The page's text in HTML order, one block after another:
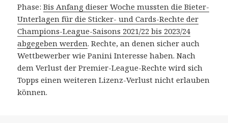
Phase:Bis Anfang dieser Woche mussten die Bieter-
Unterlagen für die Sticker- und Cards-Rechte der
Champions-League-Saisons 2021/22 bis 2023/24
abgegeben werden. Rechte, an denen sicher auch
Wettbewerber wie Panini Interesse haben. Nach
dem Verlust der Premier-League-Rechte wird sich
Topps einen weiteren Lizenz-Verlust nicht erlauben
können.